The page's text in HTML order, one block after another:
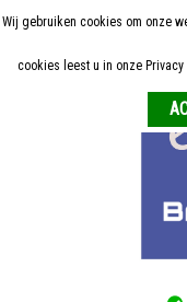
Home
ALLE
Wij gebruiken cookies om onze
cookies leest u in onze